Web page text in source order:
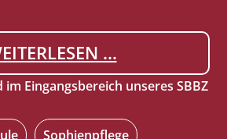
E
N
!
E
…J
U
E
Sophienpflege